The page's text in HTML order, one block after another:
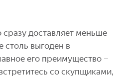
доставляет меньше
столь выгоден в
его преимущество –
со скупщиками,